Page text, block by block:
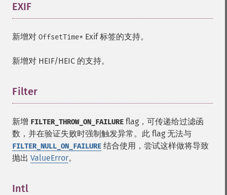
EXIF
新增对 OffsetTime* Exif 标签的支持。
新增对 HEIF/HEIC 的支持。
Filter
新增 FILTER_THROW_ON_FAILURE flag，可传递给过滤函
数，并在验证失败时强制触发异常。此 flag 无法与
FILTER_NULL_ON_FAILURE 结合使用，尝试这样做将导致
抛出 ValueError。
Intl